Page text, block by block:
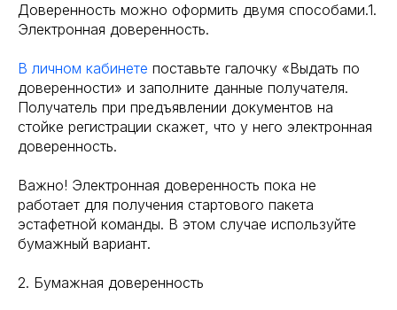
Доверенность можно оформить двумя способами.1.
Электронная доверенность.
В личном кабинете поставьте галочку «Выдать по
доверенности» и заполните данные получателя.
Получатель при предъявлении документов на
стойке регистрации скажет, что у него электронная
доверенность.
Важно! Электронная доверенность пока не
работает для получения стартового пакета
эстафетной команды. В этом случае используйте
бумажный вариант.
2. Бумажная доверенность